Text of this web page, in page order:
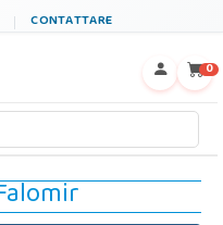
CONTATTARE
0